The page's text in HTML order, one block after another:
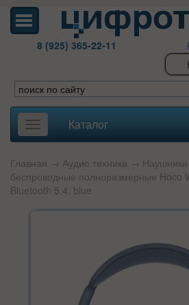
8 (925) 365-22-11
Toggle
navigation
Каталог
Главная → Аудио техника → Наушники
беспроводные полноразмерные Hoco
Bluetooth 5.4, blue